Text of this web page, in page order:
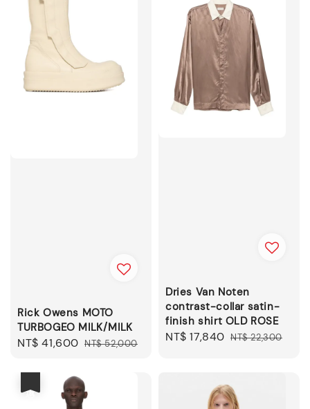
Rick Owens MOTO
TURBOGEO MILK/MILK
Sale
NT$ 41,600 Regular
NT$ 52,000
Dries Van Noten
contrast-collar satin-
finish shirt OLD ROSE
Sale
NT$ 17,840 Regular
NT$ 22,300